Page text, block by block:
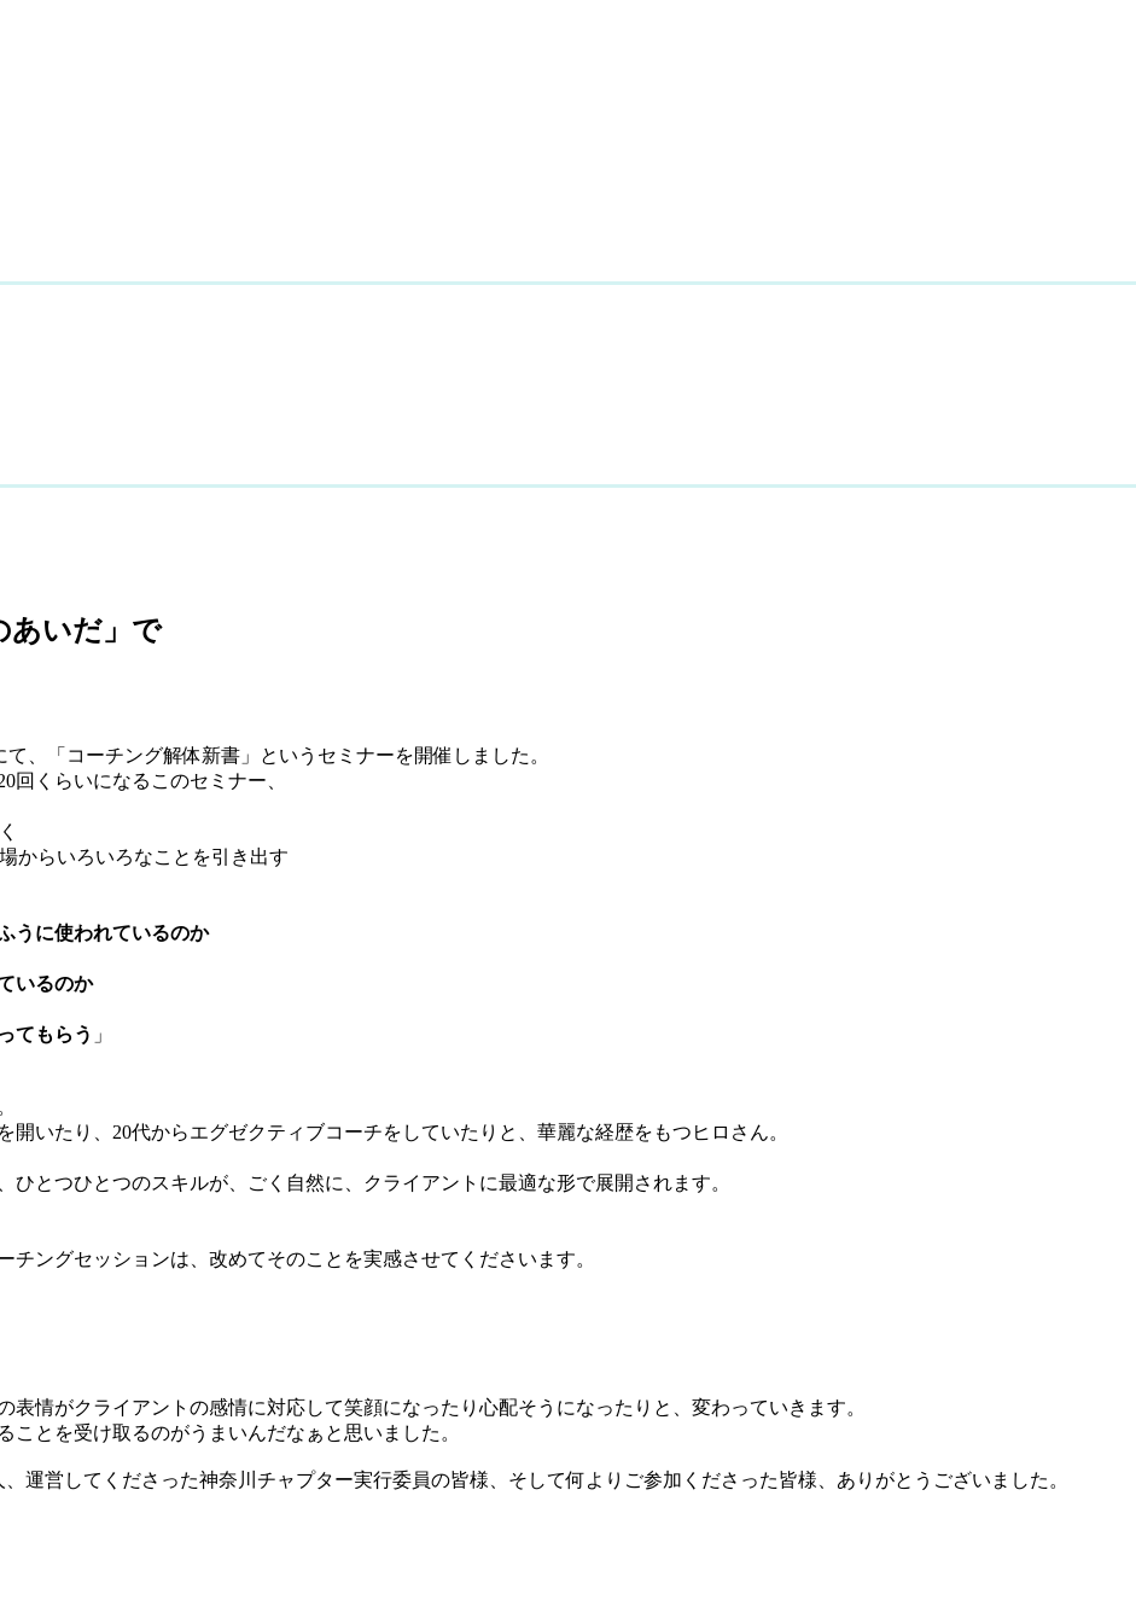
あいだ」で
て、「コーチング解体新書」というセミナーを開催しました。
回くらいになるこのセミナー、
からいろいろなことを引き出す
うに使われているのか
いるのか
てもらう 」
いたり、20代からエグゼクティブコーチをしていたりと、華麗な経歴をもつヒロさん。
とつひとつのスキルが、ごく自然に、クライアントに最適な形で展開されます。
ングセッションは、改めてそのことを実感させてくださいます。
情がクライアントの感情に対応して笑顔になったり心配そうになったりと、変わっていきます。
とを受け取るのがうまいんだなぁと思いました。
運営してくださった神奈川チャプター実行委員の皆様、そして何よりご参加くださった皆様、ありがとうございました。